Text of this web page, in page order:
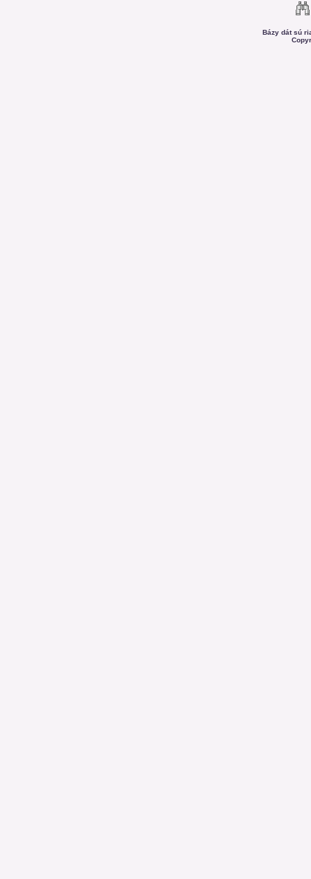
Bázy dát sú